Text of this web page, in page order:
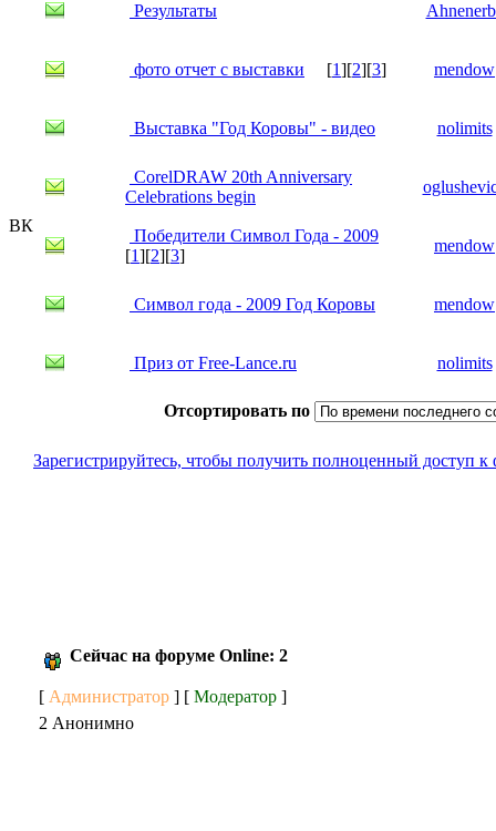
ВК
Результаты
фото отчет с выставки [1][2][3] mendow
Выставка "Год Коровы" - видео nolimits
CorelDRAW 20th Anniversary
Celebrations begin
Победители Символ Года - 2009
[1][2][3]
mendow
Символ года - 2009 Год Коровы mendow
Приз от Free-Lance.ru nolimits
Отсортировать по
Зарегистрируйтесь, чтобы получить полноценный доступ
Сейчас на форуме Online: 2
[ Администратор ] [ Модератор ]
2 Анонимно